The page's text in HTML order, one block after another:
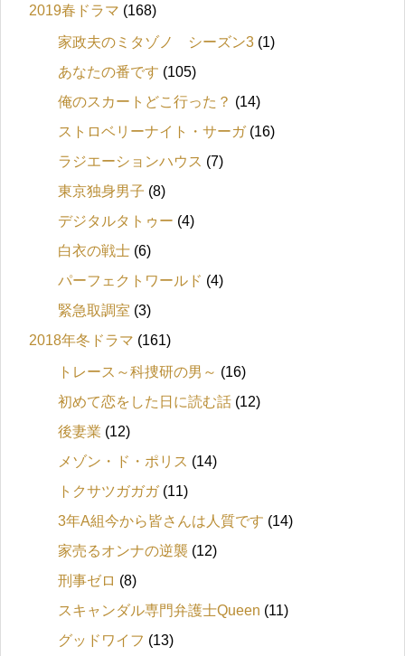
2019春ドラマ (168)
家政夫のミタゾノ シーズン3 (1)
あなたの番です (105)
俺のスカートどこ行った？ (14)
ストロベリーナイト・サーガ(16)
ラジエーションハウス (7)
東京独身男子 (8)
デジタルタトゥー (4)
白衣の戦士 (6)
パーフェクトワールド (4)
緊急取調室 (3)
2018年冬ドラマ (161)
トレース～科捜研の男～ (16)
初めて恋をした日に読む話 (12)
後妻業 (12)
メゾン・ド・ポリス (14)
トクサツガガガ(11)
3年A組今から皆さんは人質です (14)
家売るオンナの逆襲 (12)
刑事ゼロ (8)
スキャンダル専門弁護士Queen (11)
グッドワイフ (13)